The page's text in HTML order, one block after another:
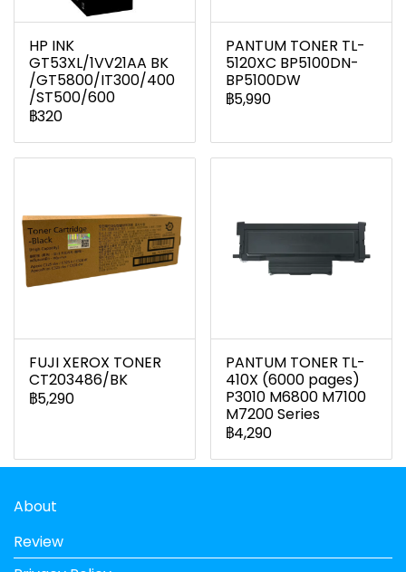
HP INK
GT53XL/1VV21AA BK
/GT5800/IT300/400
/ST500/600
฿320
PANTUM TONER TL-
5120XC BP5100DN-
BP5100DW
฿5,990
FUJI XEROX TONER
CT203486/BK
฿5,290
PANTUM TONER TL-
410X (6000 pages)
P3010 M6800 M7100
M7200 Series
฿4,290
About
Review